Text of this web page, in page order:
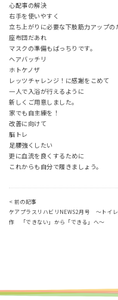
心配事の解決
右手を使いやすく
立ち上がりに必要な下肢筋力アップの
座布団だあれ
マスクの準備もばっちりです。
ヘアバッチリ
ホトケノザ
レッツチャレンジ！に感謝をこめて
一人で入浴が行えるように
新しくご用意しました。
家でも自主練を！
改善に向けて
脳トレ
足腰強くしたい
更に血流を良くするために
これからも自分で履きましょう。
< 前の記事
ケアプラスリハビリNEWS2月号 ～トイ
作 「できない」から「できる」へ～